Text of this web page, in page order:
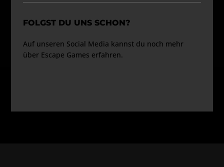
FOLGST DU UNS SCHON?
Auf unseren Social Media kannst du noch mehr
über Escape Games erfahren.